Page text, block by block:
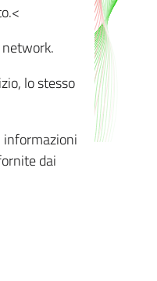
lo stesso
informazioni
dai